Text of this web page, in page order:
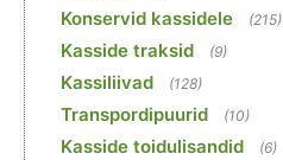
Konservid kassidele (215)
Kasside traksid (9)
Kassiliivad (128)
Transpordipuurid (10)
Kasside toidulisandid (6)